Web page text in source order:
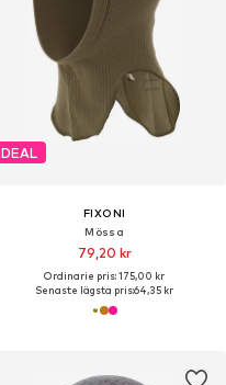
DEAL
FIXONI
Mössa
79,20 kr
Ordinarie pris: 175,00 kr
Senaste lägsta pris:64,35 kr